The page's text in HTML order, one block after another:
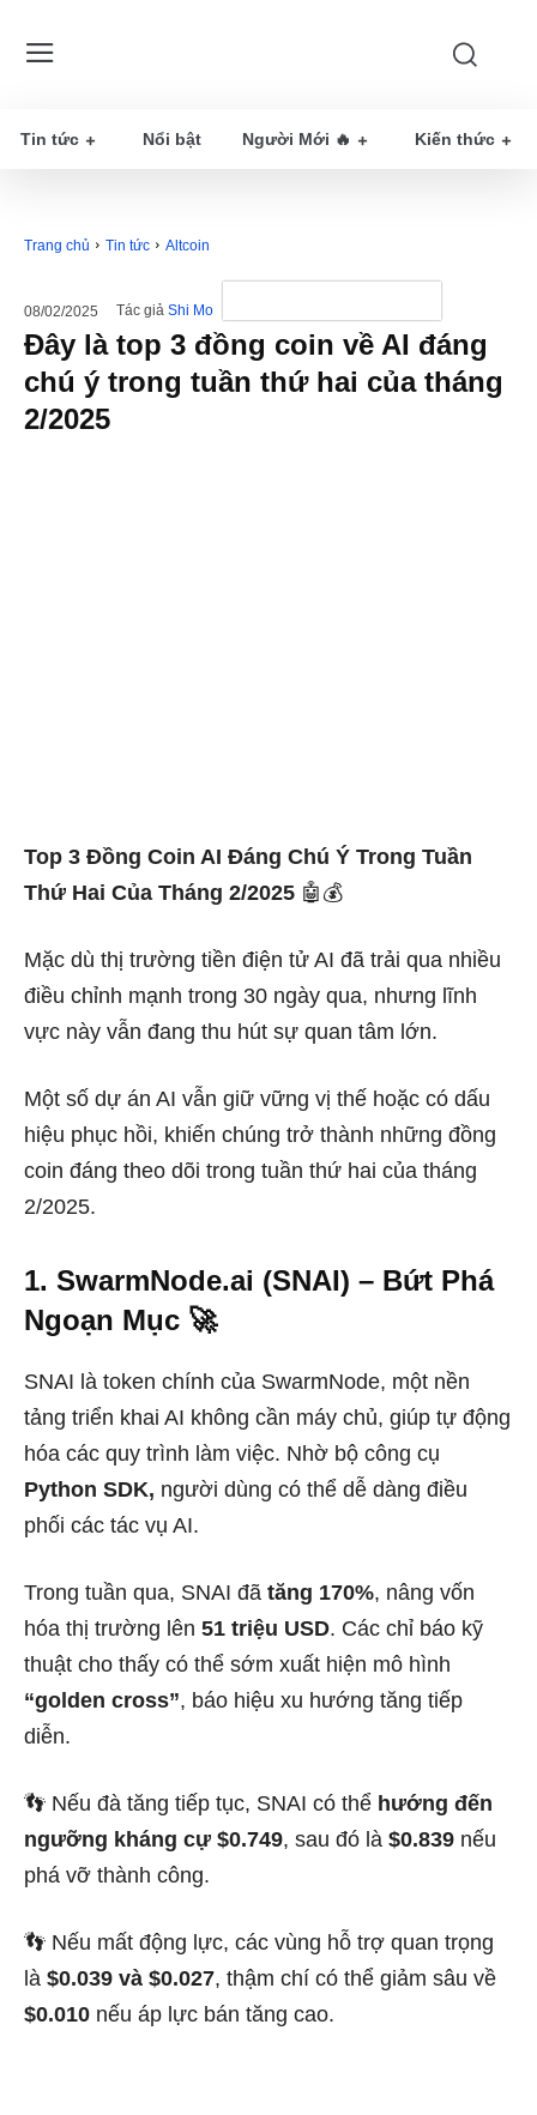
Tin tức Nổi bật Người Mới 🔥 Kiến thức
Trang chủ Tin tức Altcoin
08/02/2025 Tác giả Shi Mo
Đây là top 3 đồng coin về AI đáng
chú ý trong tuần thứ hai của tháng
2/2025
Top 3 Đồng Coin AI Đáng Chú Ý Trong Tuần
Thứ Hai Của Tháng 2/2025 🤖💰
Mặc dù thị trường tiền điện tử AI đã trải qua nhiều
điều chỉnh mạnh trong 30 ngày qua, nhưng lĩnh
vực này vẫn đang thu hút sự quan tâm lớn.
Một số dự án AI vẫn giữ vững vị thế hoặc có dấu
hiệu phục hồi, khiến chúng trở thành những đồng
coin đáng theo dõi trong tuần thứ hai của tháng
2/2025.
1. SwarmNode.ai (SNAI) – Bứt Phá
Ngoạn Mục 🚀
SNAI là token chính của SwarmNode, một nền
tảng triển khai AI không cần máy chủ, giúp tự động
hóa các quy trình làm việc. Nhờ bộ công cụ
Python SDK, người dùng có thể dễ dàng điều
phối các tác vụ AI.
Trong tuần qua, SNAI đã tăng 170%, nâng vốn
hóa thị trường lên 51 triệu USD. Các chỉ báo kỹ
thuật cho thấy có thể sớm xuất hiện mô hình
“golden cross”, báo hiệu xu hướng tăng tiếp
diễn.
👣 Nếu đà tăng tiếp tục, SNAI có thể hướng đến
ngưỡng kháng cự $0.749, sau đó là $0.839 nếu
phá vỡ thành công.
👣 Nếu mất động lực, các vùng hỗ trợ quan trọng
là $0.039 và $0.027, thậm chí có thể giảm sâu về
$0.010 nếu áp lực bán tăng cao.